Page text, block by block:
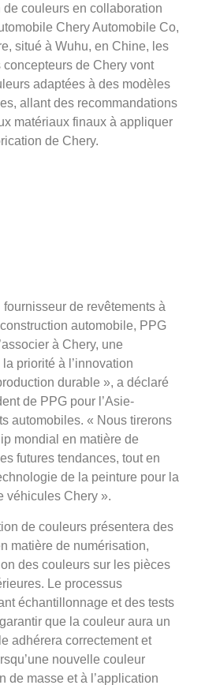
de couleurs en collaboration
Chery Automobile Co,
situé à Wuhu, en Chine, les
de Chery vont
adaptées à des modèles
allant des recommandations
matériaux finaux à appliquer
de Chery.
de revêtements à
automobile, PPG
à Chery, une
priorité à l’innovation
durable », a déclaré
de PPG pour l’Asie-
automobiles. « Nous tirerons
mondial en matière de
futures tendances, tout en
de la peinture pour la
véhicules Chery ».
de couleurs présentera des
matière de numérisation,
des couleurs sur les pièces
Le processus
échantillonnage et des tests
que la couleur aura un
adhérera correctement et
nouvelle couleur
de masse et à l’application